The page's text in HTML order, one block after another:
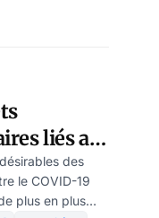
liés au
les
des
le COVID-19
plus en plus